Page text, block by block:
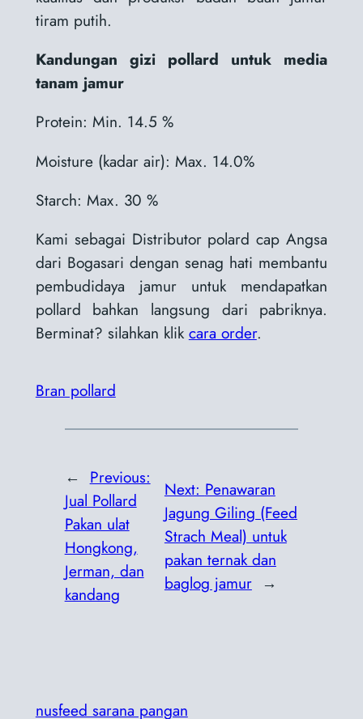
tiram putih.
Kandungan gizi pollard untuk media
tanam jamur
Protein: Min. 14.5 %
Moisture (kadar air): Max. 14.0%
Starch: Max. 30 %
Kami sebagai Distributor polard cap Angsa
dari Bogasari dengan senag hati membantu
pembudidaya jamur untuk mendapatkan
pollard bahkan langsung dari pabriknya.
Berminat? silahkan klik cara order.
Bran pollard
← Previous:
Jual Pollard
Pakan ulat
Hongkong,
Jerman, dan
kandang
Next: Penawaran
Jagung Giling (Feed
Strach Meal) untuk
pakan ternak dan
baglog jamur →
nusfeed sarana pangan